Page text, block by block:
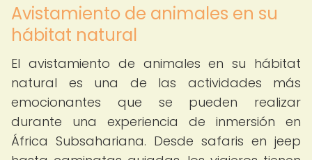
Avistamiento de animales en su
hábitat natural
El avistamiento de animales en su hábitat
natural es una de las actividades más
emocionantes que se pueden realizar
durante una experiencia de inmersión en
África Subsahariana. Desde safaris en jeep